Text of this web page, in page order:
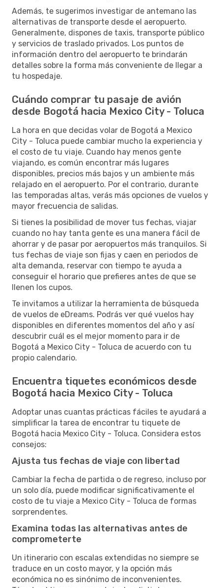
Además, te sugerimos investigar de antemano las
alternativas de transporte desde el aeropuerto.
Generalmente, dispones de taxis, transporte público
y servicios de traslado privados. Los puntos de
información dentro del aeropuerto te brindarán
detalles sobre la forma más conveniente de llegar a
tu hospedaje.
Cuándo comprar tu pasaje de avión
desde Bogotá hacia Mexico City - Toluca
La hora en que decidas volar de Bogotá a Mexico
City - Toluca puede cambiar mucho la experiencia y
el costo de tu viaje. Cuando hay menos gente
viajando, es común encontrar más lugares
disponibles, precios más bajos y un ambiente más
relajado en el aeropuerto. Por el contrario, durante
las temporadas altas, verás más opciones de vuelos y
mayor frecuencia de salidas.
Si tienes la posibilidad de mover tus fechas, viajar
cuando no hay tanta gente es una manera fácil de
ahorrar y de pasar por aeropuertos más tranquilos. Si
tus fechas de viaje son fijas y caen en periodos de
alta demanda, reservar con tiempo te ayuda a
conseguir el horario que prefieres antes de que se
llenen los cupos.
Te invitamos a utilizar la herramienta de búsqueda
de vuelos de eDreams. Podrás ver qué vuelos hay
disponibles en diferentes momentos del año y así
descubrir cuál es el mejor momento para ir de
Bogotá a Mexico City - Toluca de acuerdo con tu
propio calendario.
Encuentra tiquetes económicos desde
Bogotá hacia Mexico City - Toluca
Adoptar unas cuantas prácticas fáciles te ayudará a
simplificar la tarea de encontrar tu tiquete de
Bogotá hacia Mexico City - Toluca. Considera estos
consejos:
Ajusta tus fechas de viaje con libertad
Cambiar la fecha de partida o de regreso, incluso por
un solo día, puede modificar significativamente el
costo de tu viaje a Mexico City - Toluca de formas
sorprendentes.
Examina todas las alternativas antes de
comprometerte
Un itinerario con escalas extendidas no siempre se
traduce en un costo mayor, y la opción más
económica no es sinónimo de inconvenientes.